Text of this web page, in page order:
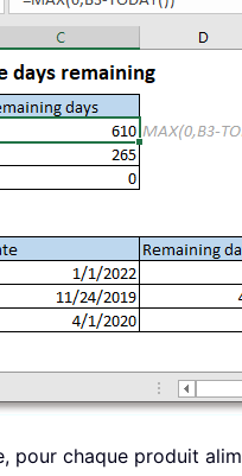
chaque produit